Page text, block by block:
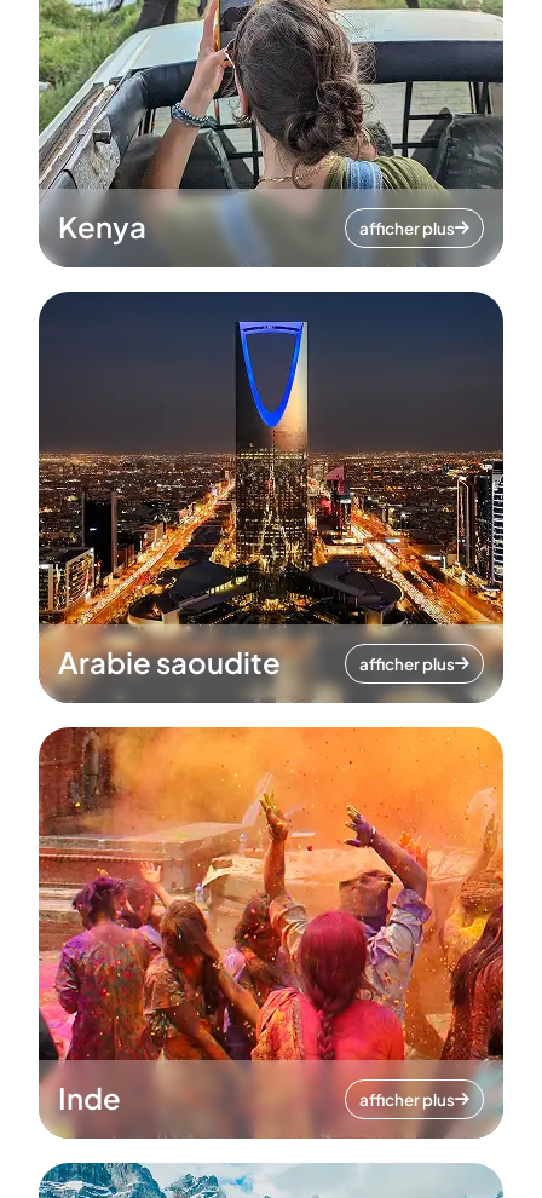
Kenya afficher plus
Arabie saoudite afficher plus
Inde afficher plus